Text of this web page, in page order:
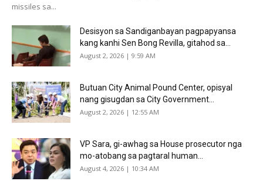
missiles sa...
Desisyon sa Sandiganbayan pagpapyansa
kang kanhi Sen Bong Revilla, gitahod sa...
August 2, 2026 | 9:59 AM
Butuan City Animal Pound Center, opisyal
nang gisugdan sa City Government...
August 2, 2026 | 12:55 AM
VP Sara, gi-awhag sa House prosecutor nga
mo-atobang sa pagtaral human...
August 4, 2026 | 10:34 AM